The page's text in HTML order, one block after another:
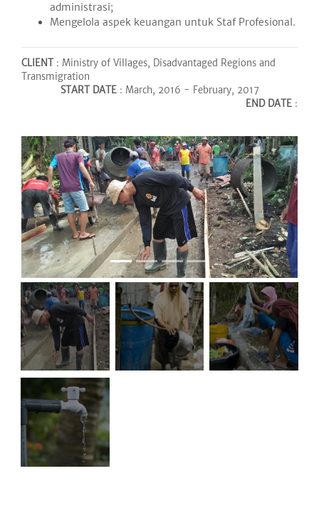
administrasi;
Mengelola aspek keuangan untuk Staf Profesional.
CLIENT: Ministry of Villages, Disadvantaged Regions and
Transmigration
START DATE: March, 2016 - February, 2017
END DATE :